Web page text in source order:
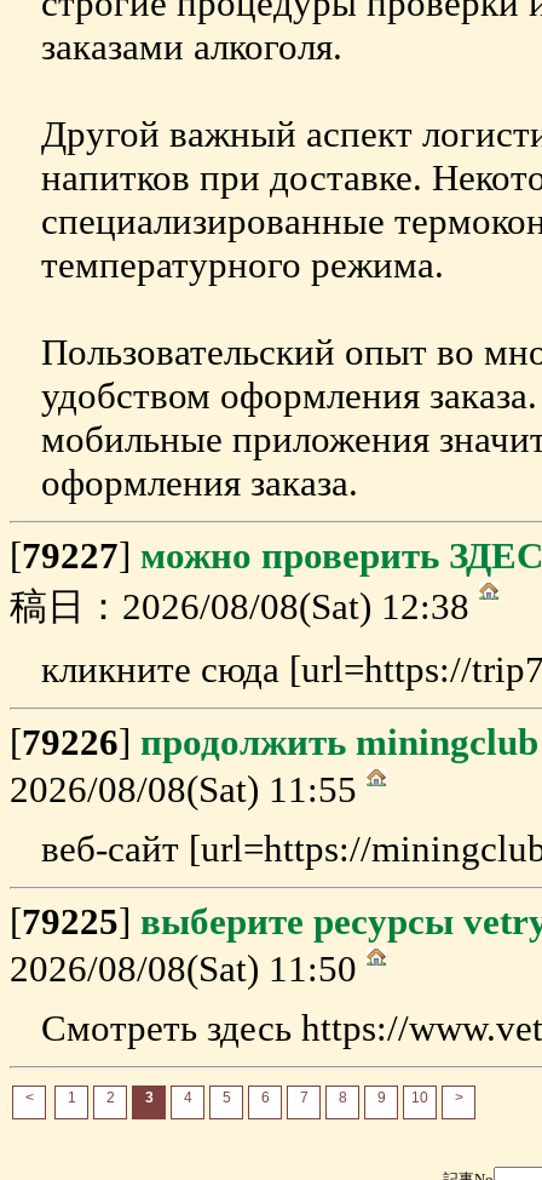
заказами алкоголя.
Другой важный аспект
напитков при доставке.
специализированные
температурного режима.
Пользовательский опыт во
удобством оформления
мобильные приложения
оформления заказа.
[79227] можно проверить
稿日：2026/08/08(Sat) 12:38
кликните сюда [url=https://
[79226] продолжить miningclub
2026/08/08(Sat) 11:55
веб-сайт [url=https://
[79225] выберите ресурсы
2026/08/08(Sat) 11:50
Смотреть здесь https://
< 1 2 3 4 5 6 7 8 9 10 >